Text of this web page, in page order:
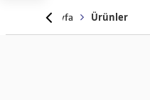
Anasayfa Ürünler